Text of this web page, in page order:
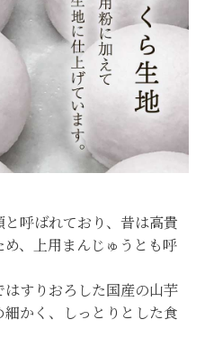
呼ばれており、昔は高貴
、上用まんじゅうとも呼
すりおろした国産の山芋
かく、しっとりとした食